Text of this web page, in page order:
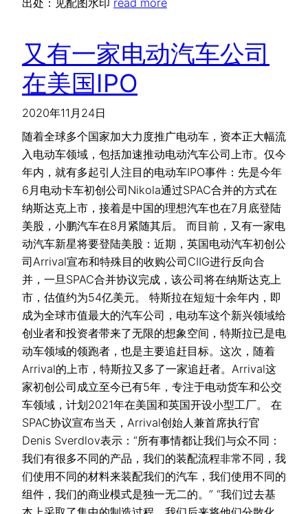
又有一家电动汽车公司
在美国IPO
2020年11月24日
随着全球多个国家加大力度推广电动车，资本正大幅流
入电动车领域，包括加速推动电动汽车公司上市。仅今
年内，就有多起引人注目的电动车IPO事件：先是今年
6月电动卡车初创公司Nikola通过SPAC合并的方式在
纳斯达克上市，接着是中国的理想汽车也在7月底登陆
美股，小鹏汽车在8月紧随其后。 而目前，又有一家电
动汽车新星将要登陆美股：近期，英国电动汽车初创公
司Arrival宣布和特殊目的收购公司CIIG进行反向合
并，一旦SPAC合并协议完成，该公司将在纳斯达克上
市，估值约为54亿美元。 特斯拉在短短十余年内，即
成为全球市值最大的汽车公司，电动车这个新兴领域给
创业者和投资者带来了无限的想象空间，特斯拉已是电
动车领域的领跑者，也是主要追赶目标。这次，随着
Arrival的上市，特斯拉又多了一家追赶者。Arrival这
家初创公司成立至今已有5年，专注于电动货车和公交
车领域，计划2021年在美国和英国开设小型工厂。 在
SPAC协议宣布当天，Arrival创始人兼首席执行官
Denis Sverdlov表示：“所有事情都让我们与众不同：
我们有很多不同的产品，我们的装配流程非常不同，我
们使用不同的材料来装配我们的汽车，我们使用不同的
组件，我们的商业模式是独一无二的。” “我们过去基